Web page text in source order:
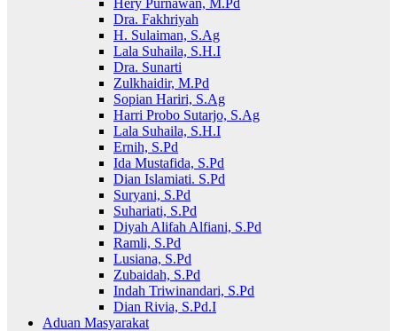
Hery Purnawan, M.Pd
Dra. Fakhriyah
H. Sulaiman, S.Ag
Lala Suhaila, S.H.I
Dra. Sunarti
Zulkhaidir, M.Pd
Sopian Hariri, S.Ag
Harri Probo Sutarjo, S.Ag
Lala Suhaila, S.H.I
Ernih, S.Pd
Ida Mustafida, S.Pd
Dian Islamiati. S.Pd
Suryani, S.Pd
Suhariati, S.Pd
Diyah Alifah Alfiani, S.Pd
Ramli, S.Pd
Lusiana, S.Pd
Zubaidah, S.Pd
Indah Triwinandari, S.Pd
Dian Rivia, S.Pd.I
Aduan Masyarakat